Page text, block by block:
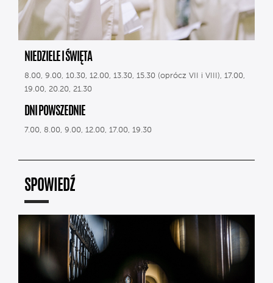
NIEDZIELE I ŚWIĘTA
8.00, 9.00, 10.30, 12.00, 13.30, 15.30 (oprócz VII i VIII), 17.00,
19.00, 20.20, 21.30
DNI POWSZEDNIE
7.00, 8.00, 9.00, 12.00, 17.00, 19.30
SPOWIEDŹ